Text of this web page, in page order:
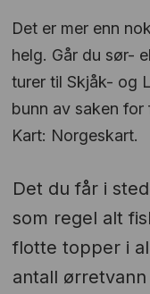
Det er mer enn
helg. Går du sør-
turer til Skjåk- og
bunn av saken
Kart: Norgeskart.
Det du får i
som regel alt
flotte topper i
antall